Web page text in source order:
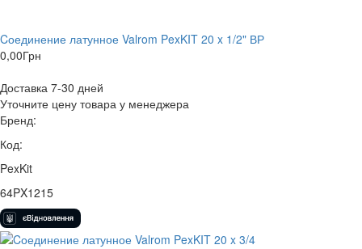
Cоединение латунное Valrom PexKIT 20 x 1/2" ВР
0,00Грн
Доставка 7-30 дней
Уточните цену товара у менеджера
Бренд:
Код:
PexKit
64PX1215